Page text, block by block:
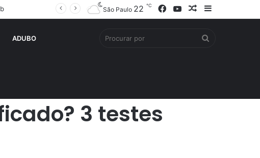
Barra
Artigo
YouTube
Facebook
São Paulo 22 ℃
ADUBO
3 testes